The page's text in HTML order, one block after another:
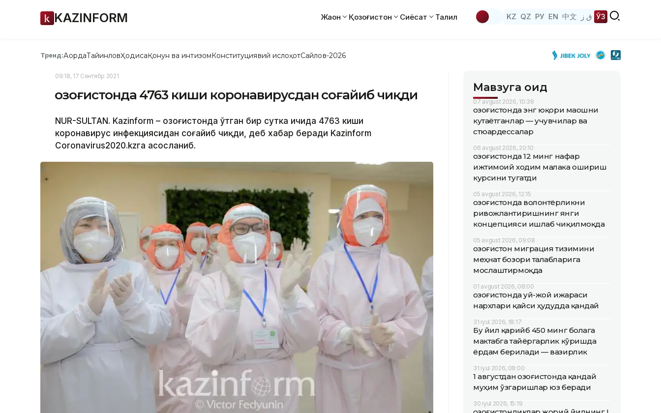
KAZINFORM Жаҳон Қозоғистон Сиёсат Таҳлил KZ QZ РУ EN 中文 ق ز ЎЗ
Тренд:АқордаТайинловҲодисаҚонун ва интизомКонституциявий ислоҳотСайлов-2026
09:18, 17 Сентябр 2021
Қозоғистонда 4763 киши коронавирусдан соғайиб чиқди
NUR-SULTAN. Kazinform – Қозоғистонда ўтган бир сутка ичида 4763 киши
коронавирус инфекциясидан соғайиб чиқди, деб хабар беради Kazinform
Coronavirus2020.kzга асосланиб.
Мавзуга оид
07 avgust 2026, 10:39
Қозоғистонда энг юқори маошни
кутаётганлар — учувчилар ва
стюардессалар
06 avgust 2026, 20:10
Қозоғистонда 12 минг нафар
ижтимоий ходим малака ошириш
курсини тугатди
05 avgust 2026, 12:15
Қозоғистонда волонтёрликни
ривожлантиришнинг янги
концепцияси ишлаб чиқилмоқда
05 avgust 2026, 09:08
Қозоғистон миграция тизимини
меҳнат бозори талабларига
мослаштирмоқда
01 avgust 2026, 08:00
Қозоғистонда уй-жой ижараси
нархлари қайси ҳудудда қандай
31 iyul 2026, 18:17
Бу йил қарийб 450 минг болага
мактабга тайёргарлик кўришда
ёрдам берилади — вазирлик
31 iyul 2026, 08:00
1 августдан Қозоғистонда қандай
муҳим ўзгаришлар юз беради
30 iyul 2026, 15:19